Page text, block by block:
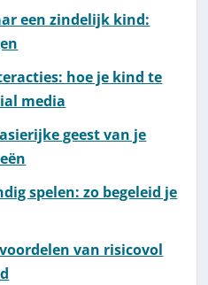
een zindelijk kind:
hoe je kind te
media
geest van je
spelen: zo begeleid je
van risicovol